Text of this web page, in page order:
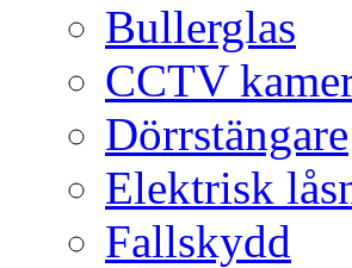
Bullerglas
CCTV
Dörrstängare
Elektrisk
Fallskydd